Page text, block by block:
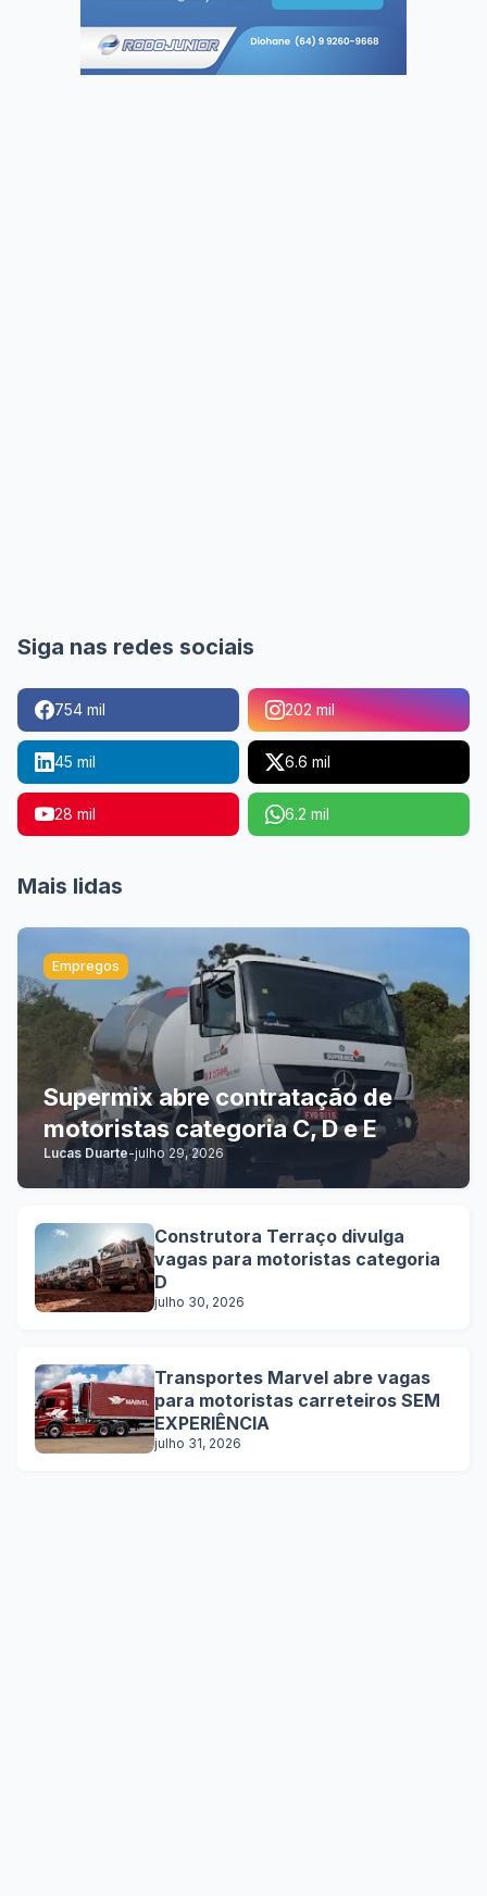
Siga nas redes sociais
754 mil 202 mil
45 mil 6.6 mil
28 mil 6.2 mil
Mais lidas
Empregos
Supermix abre contratação de
motoristas categoria C, D e E
Lucas Duarte-julho 29, 2026
Construtora Terraço divulga
vagas para motoristas categoria
D
julho 30, 2026
Transportes Marvel abre vagas
para motoristas carreteiros SEM
EXPERIÊNCIA
julho 31, 2026